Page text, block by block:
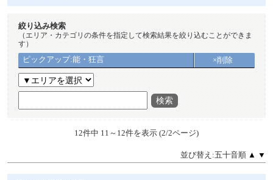
絞り込み検索
（エリア・カテゴリの条件を指定して検索結果を絞り込むことができま
す）
ピックアップ:能・狂言
×削除
検索
12件中 11～12件を表示 (2/2ページ)
並び替え:五十音順 ▲ ▼